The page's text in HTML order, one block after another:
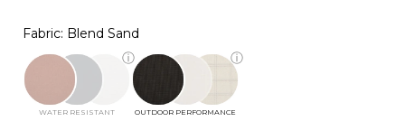
Fabric: Blend Sand
ⓘ
WATER RESISTANT
ⓘ
OUTDOOR PERFORMANCE